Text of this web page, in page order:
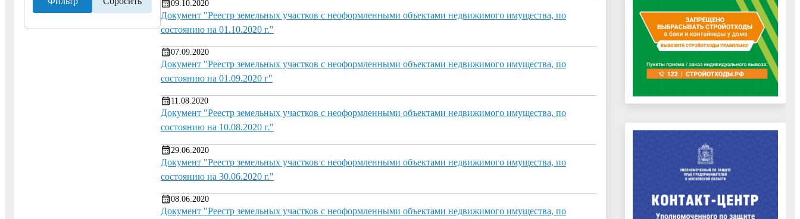
09.10.2020
Документ "Реестр земельных участков с неоформленными объектами недвижимого имущества, по
состоянию на 01.10.2020 г."
07.09.2020
Документ "Реестр земельных участков с неоформленными объектами недвижимого имущества, по
состоянию на 01.09.2020 г"
11.08.2020
Документ "Реестр земельных участков с неоформленными объектами недвижимого имущества, по
состоянию на 10.08.2020 г."
29.06.2020
Документ "Реестр земельных участков с неоформленными объектами недвижимого имущества, по
состоянию на 30.06.2020 г."
08.06.2020
Документ "Реестр земельных участков с неоформленными объектами недвижимого имущества, по